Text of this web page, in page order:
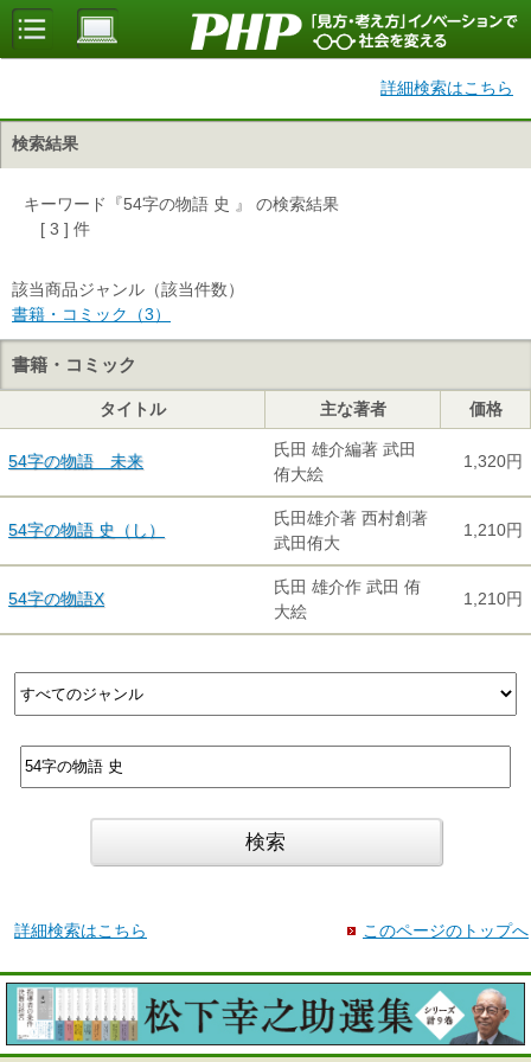
詳細検索はこちら
検索結果
キーワード『54字の物語 史 』 の検索結果
[ 3 ] 件
該当商品ジャンル（該当件数）
書籍・コミック（3）
書籍・コミック
タイトル 主な著者 価格
54字の物語 未来
氏田 雄介編著 武田
侑大絵
1,320円
54字の物語 史（し）
氏田雄介著 西村創著
武田侑大
1,210円
54字の物語X
氏田 雄介作 武田 侑
大絵
1,210円
詳細検索はこちら このページのトップへ